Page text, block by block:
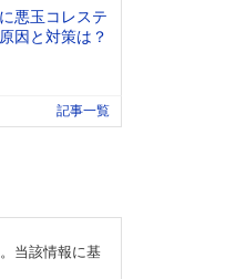
悪玉コレステ
因と対策は？
記事一覧
当該情報に基